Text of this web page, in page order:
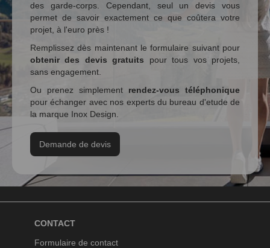
des garde-corps. Cependant, seul un devis vous
permet de savoir exactement ce que coûtera votre
projet, à l'euro près !
Remplissez dès maintenant le formulaire suivant pour
obtenir des devis gratuits pour tous vos projets,
sans engagement.
Ou prenez simplement rendez-vous téléphonique
pour échanger avec nos experts du bureau d'etude de
la marque Inox Design.
Demande de devis
CONTACT
Formulaire de contact